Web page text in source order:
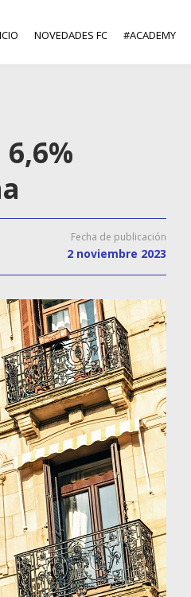
NOVEDADES FC #ACADEMY
Fecha de publicación
2 noviembre 2023